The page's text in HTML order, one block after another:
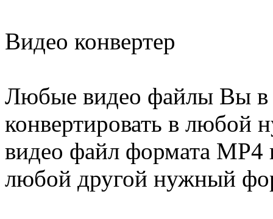
Видео конвертер
Любые видео файлы Вы в
конвертировать в
видео файл формата MP4
любой другой нужный